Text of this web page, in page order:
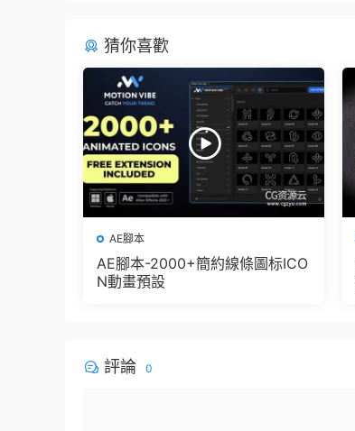
猜你喜歡
AE腳本
AE腳本-2000+簡約線條圖标ICO
N動畫預設
評論 0